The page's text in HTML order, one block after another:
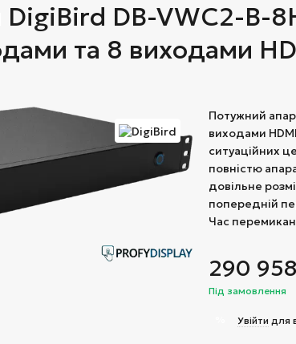
DigiBird DB-VWC2-
та 8 виходами
Потужний
виходами
ситуаційних
повністю
довільне
попередній
Час
290
Під замовлення
Увійти для